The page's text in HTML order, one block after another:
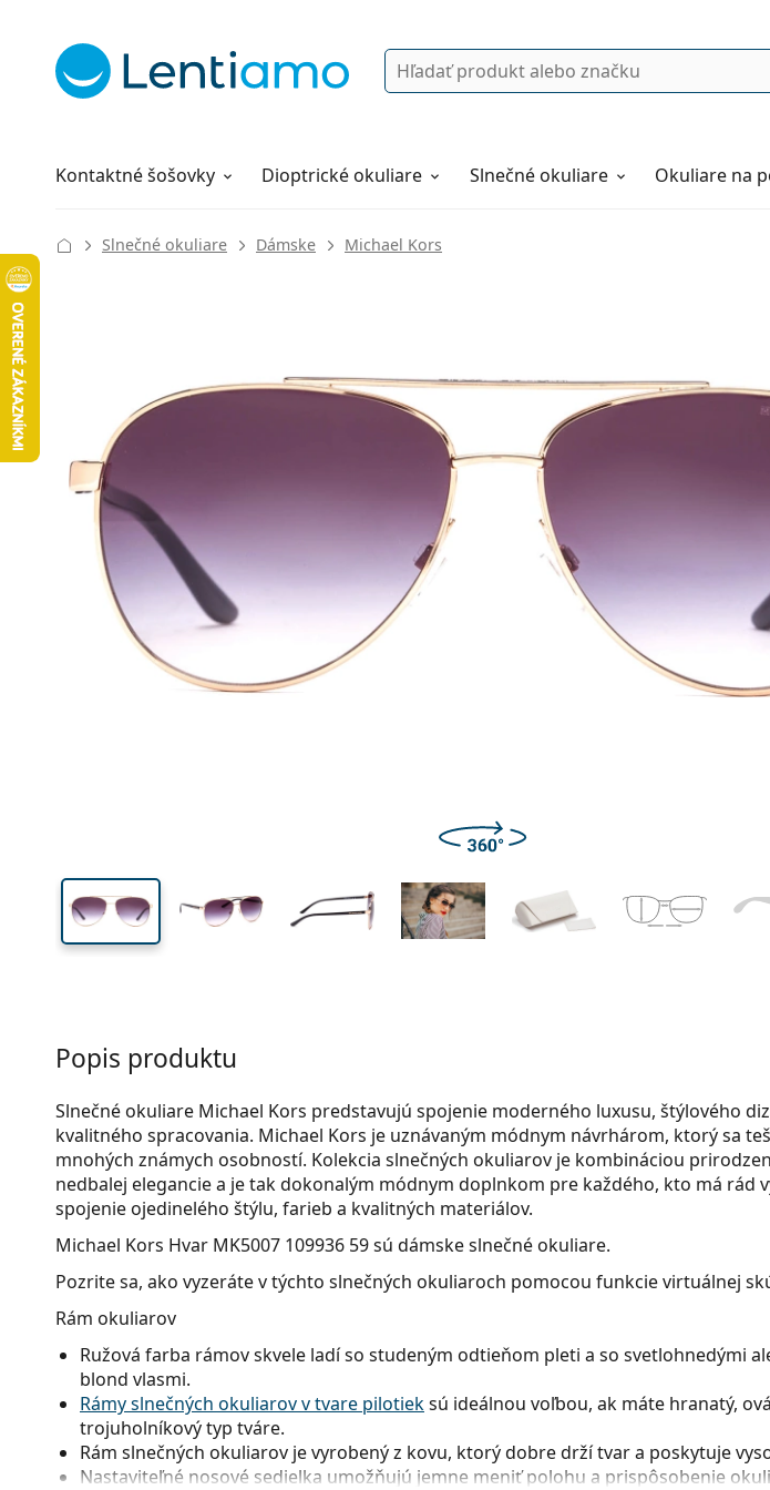
Vyhľadávanie
Kontaktné šošovky
Roztoky Dioptrické okuliare Slnečné okuliare Okuliare na
Všetko o nákupe
Slnečné okuliare Dámske Michael Kors
49 mm
Výška očnice
59 mm
Šírka očnice
59
Šírka
mostíka
Popis produktu
Slnečné okuliare Michael Kors predstavujú spojenie moderného luxusu, štýlového
kvalitného spracovania. Michael Kors je uznávaným módnym návrhárom, ktorý sa
mnohých známych osobností. Kolekcia slnečných okuliarov je kombináciou
nedbalej elegancie a je tak dokonalým módnym doplnkom pre každého, kto má rád
spojenie ojedinelého štýlu, farieb a kvalitných materiálov.
Michael Kors Hvar MK5007 109936 59sú dámske slnečné okuliare.
Pozrite sa, ako vyzeráte v týchto slnečných okuliaroch pomocou funkcie virtuálnej
Rám okuliarov
Ružová farba rámov skvele ladí so studeným odtieňom pleti a so svetlohnedými
blond vlasmi.
Rámy slnečných okuliarov v tvare pilotieksú ideálnou voľbou, ak máte hranatý,
trojuholníkový typ tváre.
Rám slnečných okuliarov je vyrobený z kovu, ktorý dobre drží tvar a poskytuje
Nastaviteľné nosové sedielka umožňujú jemne meniť polohu a prispôsobenie